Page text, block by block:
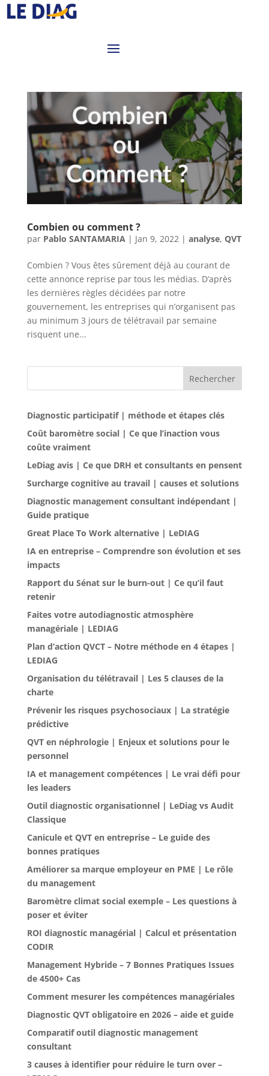
Combien ou comment ?
par Pablo SANTAMARIA| Jan 9, 2022| analyse, QVT
Combien ? Vous êtes sûrement déjà au courant de
cette annonce reprise par tous les médias. D’après
les dernières règles décidées par notre
gouvernement, les entreprises qui n’organisent pas
au minimum 3 jours de télétravail par semaine
risquent une...
Rechercher
Diagnostic participatif | méthode et étapes clés
Coût baromètre social | Ce que l’inaction vous
coûte vraiment
LeDiag avis | Ce que DRH et consultants en pensent
Surcharge cognitive au travail | causes et solutions
Diagnostic management consultant indépendant |
Guide pratique
Great Place To Work alternative | LeDIAG
IA en entreprise – Comprendre son évolution et ses
impacts
Rapport du Sénat sur le burn-out | Ce qu’il faut
retenir
Faites votre autodiagnostic atmosphère
managériale | LEDIAG
Plan d’action QVCT – Notre méthode en 4 étapes |
LEDIAG
Organisation du télétravail | Les 5 clauses de la
charte
Prévenir les risques psychosociaux | La stratégie
prédictive
QVT en néphrologie | Enjeux et solutions pour le
personnel
IA et management compétences | Le vrai défi pour
les leaders
Outil diagnostic organisationnel | LeDiag vs Audit
Classique
Canicule et QVT en entreprise – Le guide des
bonnes pratiques
Améliorer sa marque employeur en PME | Le rôle
du management
Baromètre climat social exemple – Les questions à
poser et éviter
ROI diagnostic managérial | Calcul et présentation
CODIR
Management Hybride – 7 Bonnes Pratiques Issues
de 4500+ Cas
Comment mesurer les compétences managériales
Diagnostic QVT obligatoire en 2026 – aide et guide
Comparatif outil diagnostic management
consultant
3 causes à identifier pour réduire le turn over –